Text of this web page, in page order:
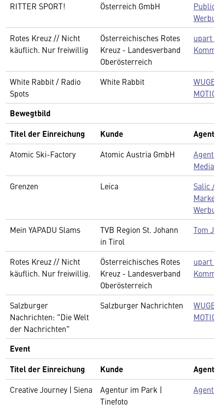
RITTER SPORT!
Österreich GmbH
Public
Rotes Kreuz // Nicht
käuflich. Nur freiwillig
Österreichisches Rotes
Kreuz - Landesverband
Oberösterreich
upart
White Rabbit / Radio
Spots
White Rabbit
Bewegtbild
Titel der Einreichung
Kunde
Atomic Ski-Factory Atomic Austria GmbH
Media
Grenzen
Leica
Salic /
Marke,
Mein YAPADU Slams
TVB Region St. Johann
in Tirol
Tom
Rotes Kreuz // Nicht
käuflich. Nur freiwillig.
Österreichisches Rotes
Kreuz - Landesverband
Oberösterreich
upart
Salzburger
Nachrichten: "Die Welt
der Nachrichten"
Salzburger Nachrichten
Event
Titel der Einreichung
Kunde
Creative Journey | Siena
Agentur im Park |
Tinefoto